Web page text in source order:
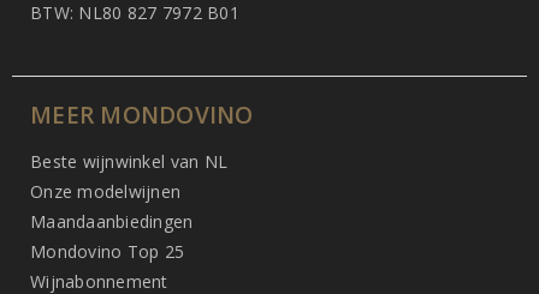
BTW: NL80 827 7972 B01
MEER MONDOVINO
Beste wijnwinkel van NL
Onze modelwijnen
Maandaanbiedingen
Mondovino Top 25
Wijnabonnement